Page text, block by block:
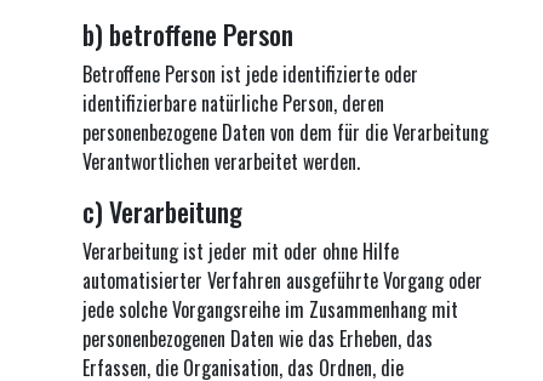
b) betroffene Person
Betroffene Person ist jede identifizierte oder
identifizierbare natürliche Person, deren
personenbezogene Daten von dem für die Verarbeitung
Verantwortlichen verarbeitet werden.
c) Verarbeitung
Verarbeitung ist jeder mit oder ohne Hilfe
automatisierter Verfahren ausgeführte Vorgang oder
jede solche Vorgangsreihe im Zusammenhang mit
personenbezogenen Daten wie das Erheben, das
Erfassen, die Organisation, das Ordnen, die